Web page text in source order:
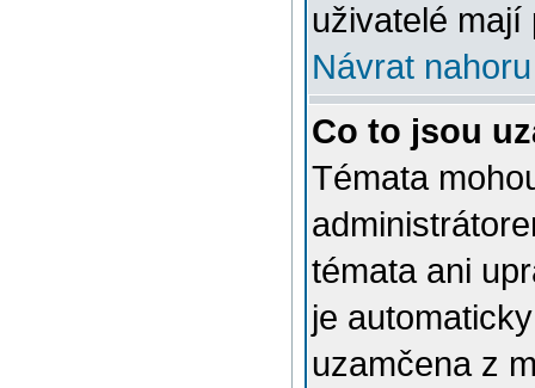
uživatelé mají
Návrat nahoru
Co to jsou
Témata
témata ani
je
uzamčena z